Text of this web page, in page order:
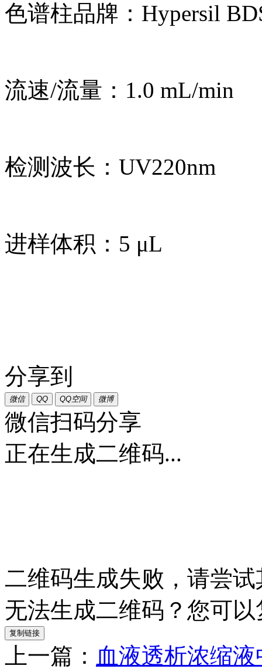
色谱柱品牌：Hypersil
流速/流量：1.0 mL/min
检测波长：UV220nm
进样体积：5 μL
分享到
微信 QQ QQ空间 微博
微信扫码分享
正在生成二维码...
二维码生成失败，请尝
无法生成二维码？您可
复制链接
上一篇： 血液透析浓缩